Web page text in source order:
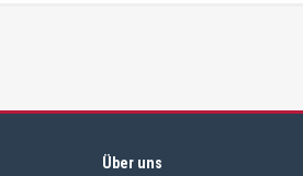
Über uns